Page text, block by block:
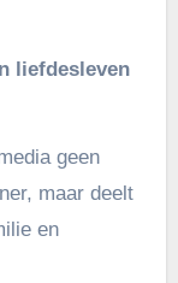
geen
maar deelt
en